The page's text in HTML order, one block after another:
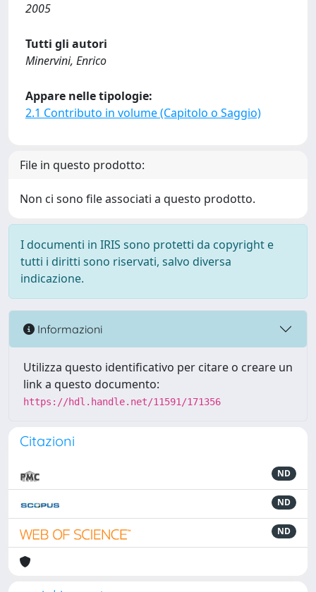
2005
Tutti gli autori
Minervini, Enrico
Appare nelle tipologie:
2.1 Contributo in volume (Capitolo o Saggio)
File in questo prodotto:
Non ci sono file associati a questo prodotto.
I documenti in IRIS sono protetti da copyright e
tutti i diritti sono riservati, salvo diversa
indicazione.
Informazioni
Utilizza questo identificativo per citare o creare un
link a questo documento:
https://hdl.handle.net/11591/171356
Citazioni
ND
ND
ND